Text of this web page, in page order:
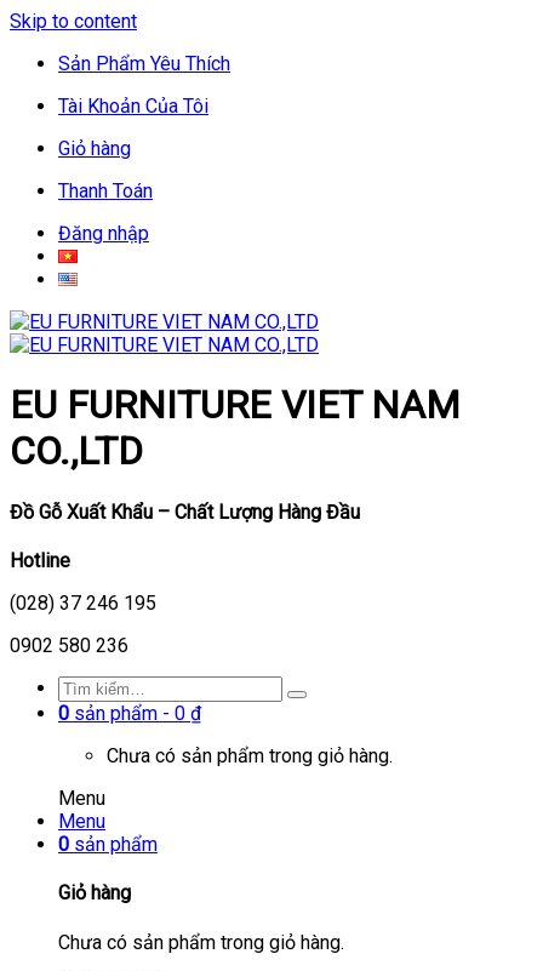
Skip to content
Sản Phẩm Yêu Thích
Tài Khoản Của Tôi
Giỏ hàng
Thanh Toán
Đăng nhập
EU FURNITURE VIET NAM
CO.,LTD
Đồ Gỗ Xuất Khẩu – Chất Lượng Hàng Đầu
Hotline
(028) 37 246 195
0902 580 236
0 sản phẩm - 0 ₫
Chưa có sản phẩm trong giỏ hàng.
Menu
Menu
0 sản phẩm
Giỏ hàng
Chưa có sản phẩm trong giỏ hàng.